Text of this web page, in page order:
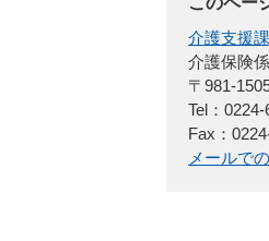
介護支援課
介護保険係
〒981-
Tel：0224-
Fax：
メールで